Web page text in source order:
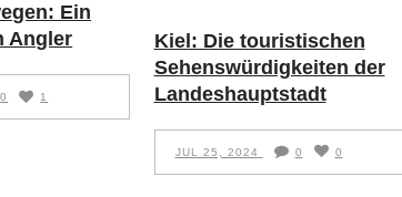
Ein
Angler
0 1
Kiel: Die touristischen
Sehenswürdigkeiten der
Landeshauptstadt
JUL 25, 2024 0 0